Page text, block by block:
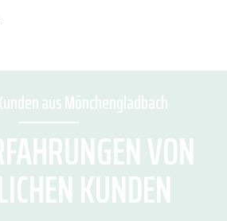
aus Mönchengladbach
VON
KUNDEN